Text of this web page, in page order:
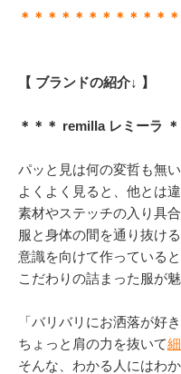
＊＊＊＊＊＊＊＊＊＊＊
【 ブランドの紹介↓ 】
＊＊＊ remilla レミーラ ＊
パッと見は何の変哲も無
よくよく見ると、他とは違
素材やステッチの入り具合
服と身体の間を通り抜け
意識を向けて作っていると
こだわりの詰まった服が魅
「バリバリにお洒落が好
ちょっと肩の力を抜いて
そんな、わかる人にはわ